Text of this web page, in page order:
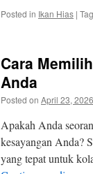
Posted in Ikan Hias |
Cara
Anda
Posted on April 23, 2026
Apakah Anda
kesayangan Anda?
yang tepat untuk